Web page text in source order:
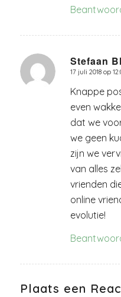
Stefaan
zegt:
17 juli 2018 op
Knappe
even
dat we
we geen
zijn we
van alles
vrienden
online
evolutie!
Plaats een